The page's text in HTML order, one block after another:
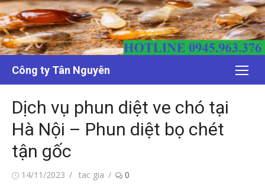
Chuyển
tới
nội
dung
Công ty Tân Nguyên
Dịch vụ phun diệt ve chó tại
Hà Nội – Phun diệt bọ chét
tận gốc
Đăng14/11/2023
Tác
tac gia 0